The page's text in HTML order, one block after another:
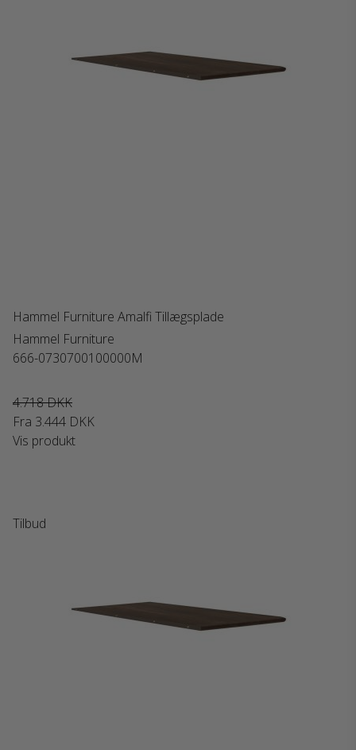
Hammel Furniture Amalfi Tillægsplade
Hammel Furniture
666-0730700100000M
4.718 DKK
Fra 3.444 DKK
Vis produkt
Tilbud